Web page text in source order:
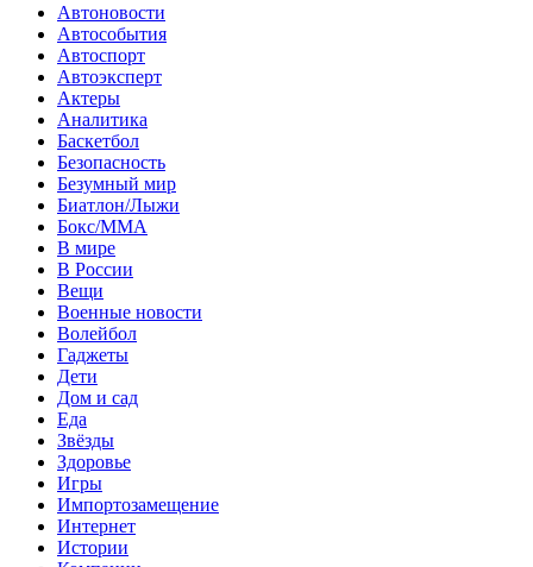
Автоновости
Автособытия
Автоспорт
Автоэксперт
Актеры
Аналитика
Баскетбол
Безопасность
Безумный мир
Биатлон/Лыжи
Бокс/MMA
В мире
В России
Вещи
Военные новости
Волейбол
Гаджеты
Дети
Дом и сад
Еда
Звёзды
Здоровье
Игры
Импортозамещение
Интернет
Истории